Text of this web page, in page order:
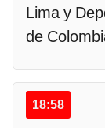
Lima y
de
18:58